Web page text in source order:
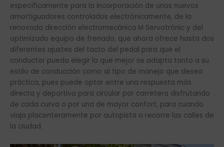
específicamente para la incorporación de unos nuevos
amortiguadores controlados electrónicamente, de la
renovada dirección electromecánica M Servotrónic y del
optimizado equipo de frenado, que ahora ofrece hasta dos
diferentes ajustes del tacto del pedal para que el
conductor pueda elegir la que mejor se adapta tanto a su
estilo de conducción como al tipo de manejo que desea
práctica, pues puede optar entre una respuesta más
directa y deportiva para circular por carretera disfrutando
de cada curva o por una de mayor confort, para cuando
viaja placenteramente por autopista o recorre las calles de
la ciudad.